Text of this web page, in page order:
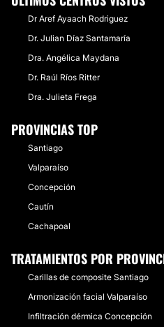
Dr Aref Ayaach Rodriguez
Dr. Julian Díaz Santamaría
Dra. Angélica Maydana
Dr. Raúl Ríos Ritter
Dra. Julieta Frega
PROVINCIAS TOP
Santiago
Valparaíso
Concepción
Cautín
Cachapoal
TRATAMIENTOS POR
Carillas de composite Santiago
Armonización facial Valparaíso
Infiltración dérmica Concepción